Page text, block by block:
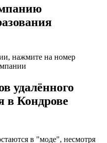
нажмите на номер
удалённого
в Кондрове
в "моде", несмотря